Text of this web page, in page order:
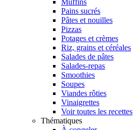
Muffins
Pains sucrés
Pâtes et nouilles
Pizzas
Potages et crèmes
Riz, grains et céréales
Salades de pâtes
Salades-repas
Smoothies
Soupes
Viandes rôties
Vinaigrettes
Voir toutes les recettes
Thématiques